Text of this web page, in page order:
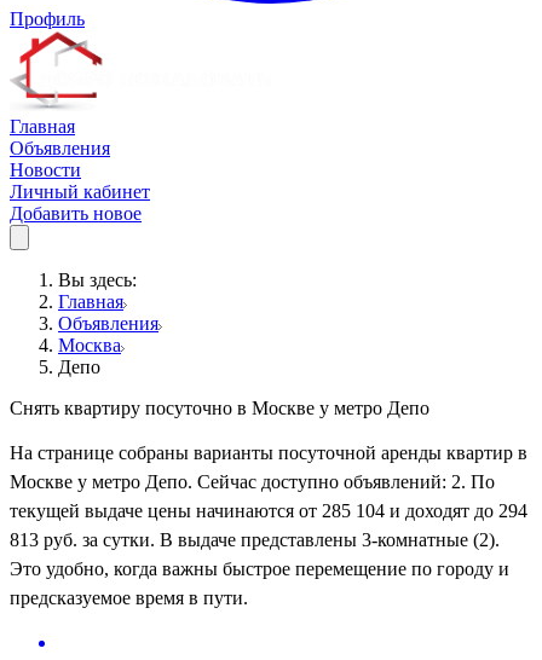
Профиль
Главная
Объявления
Новости
Личный кабинет
Добавить новое
Вы здесь:
Главная
Объявления
Москва
Депо
Снять квартиру посуточно в Москве у метро Депо
На странице собраны варианты посуточной аренды квартир в
Москве у метро Депо. Сейчас доступно объявлений: 2. По
текущей выдаче цены начинаются от 285 104 и доходят до 294
813 руб. за сутки. В выдаче представлены 3-комнатные (2).
Это удобно, когда важны быстрое перемещение по городу и
предсказуемое время в пути.